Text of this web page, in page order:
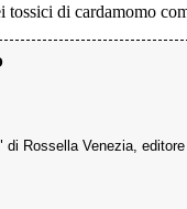
tossici di cardamomo
Rossella Venezia,